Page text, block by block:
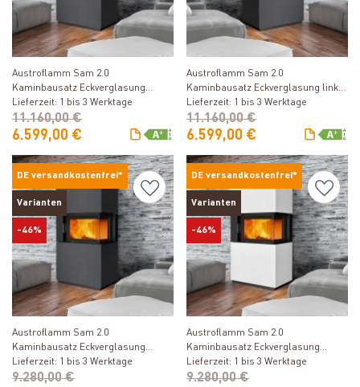
Produkt ansehen
Austroflamm Sam 2.0
Kaminbausatz Eckverglasung
rechts mit Schiebetür Beton
Anthrazit
Lieferzeit: 1 bis 3 Werktage
6.599,00 €
11.160,00 €
Produkt ansehen
Austroflamm Sam 2.0
Kaminbausatz Eckverglasung links
mit Schiebetür Beton Anthrazit
Lieferzeit: 1 bis 3 Werktage
6.599,00 €
11.160,00 €
DE versandkostenfrei*
Varianten
-46%
Produkt ansehen
Austroflamm Sam 2.0
Kaminbausatz Eckverglasung
rechts mit Klapptür Beton Anthrazit
Lieferzeit: 1 bis 3 Werktage
9.280,00 €
DE versandkostenfrei*
Varianten
-46%
Produkt ansehen
Austroflamm Sam 2.0
Kaminbausatz Eckverglasung
rechts mit Klapptür Beton Polar
White
Lieferzeit: 1 bis 3 Werktage
9.280,00 €